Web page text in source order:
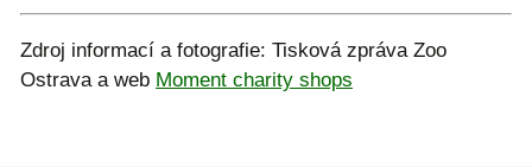
Zdroj informací a fotografie: Tisková zpráva Zoo
Ostrava a web Moment charity shops